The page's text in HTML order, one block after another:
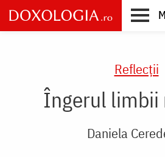
Skip
to
main
Reflecții
Îngerul limbii
Daniela